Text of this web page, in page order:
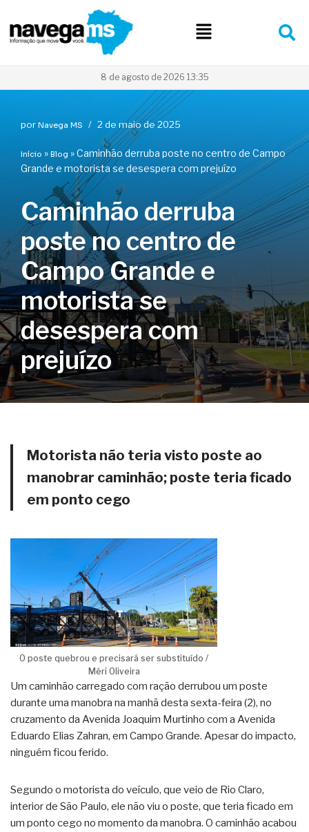
Pular
para
8 de agosto de 2026 13:35
por Navega MS 2 de maio de 2025
Início » Blog »Caminhão derruba poste no centro de Campo
Grande e motorista se desespera com prejuízo
Caminhão derruba
poste no centro de
Campo Grande e
motorista se
desespera com
prejuízo
Motorista não teria visto poste ao
manobrar caminhão; poste teria ficado
em ponto cego
O poste quebrou e precisará ser substituído /
Méri Oliveira
Um caminhão carregado com ração derrubou um poste
durante uma manobra na manhã desta sexta-feira (2), no
cruzamento da Avenida Joaquim Murtinho com a Avenida
Eduardo Elias Zahran, em Campo Grande. Apesar do impacto,
ninguém ficou ferido.
Segundo o motorista do veículo, que veio de Rio Claro,
interior de São Paulo, ele não viu o poste, que teria ficado em
um ponto cego no momento da manobra. O caminhão acabou